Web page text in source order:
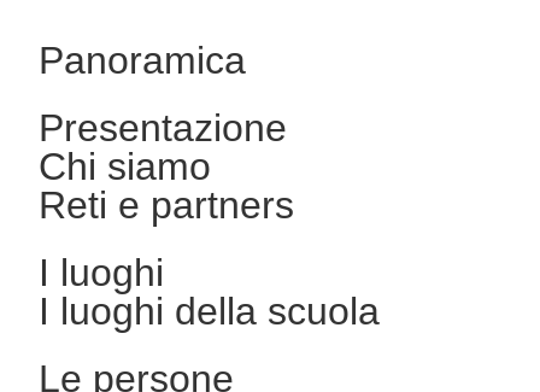
Panoramica
Presentazione
Chi siamo
Reti e partners
I luoghi
I luoghi della scuola
Le persone